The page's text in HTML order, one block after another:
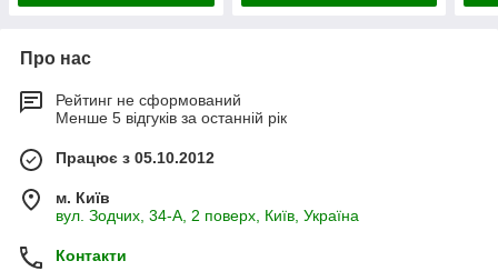
Про нас
Рейтинг не сформований
Менше 5 відгуків за останній рік
Працює з 05.10.2012
м. Київ
вул. Зодчих, 34-А, 2 поверх, Київ, Україна
Контакти